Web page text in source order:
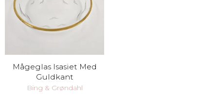
Mågeglas Isasiet Med
Guldkant
Bing & Grøndahl